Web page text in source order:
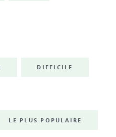
DIFFICILE
LE PLUS POPULAIRE